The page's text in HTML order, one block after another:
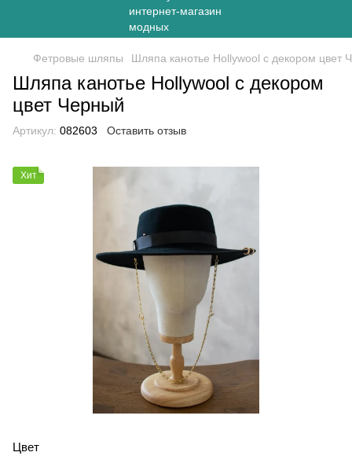
Фетровые шляпы Шляпа канотье Hollywool с декором цвет
Шляпа канотье Hollywool с декором
цвет Черный
Артикул: 082603 Оставить отзыв
Хит
Цвет